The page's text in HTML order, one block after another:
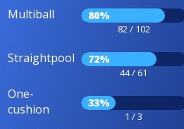
Multiball 80%
82 / 102
Straightpool 72%
44 / 61
One-
cushion
33%
1 / 3